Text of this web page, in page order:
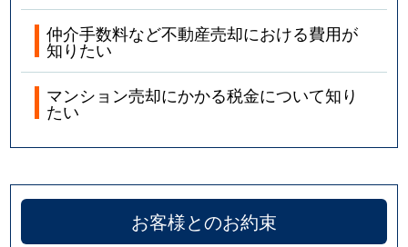
仲介手数料など不動産売却における費用が
知りたい
マンション売却にかかる税金について知り
たい
お客様とのお約束